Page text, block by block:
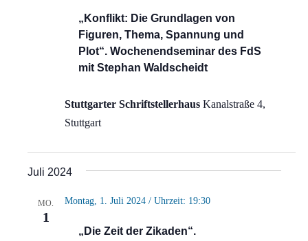
„Konflikt: Die Grundlagen von
Figuren, Thema, Spannung und
Plot“. Wochenendseminar des FdS
mit Stephan Waldscheidt
Stuttgarter Schriftstellerhaus Kanalstraße 4,
Stuttgart
Juli 2024
MO.
1
„Die Zeit der Zikaden“.
Montag, 1. Juli 2024 / Uhrzeit: 19:30